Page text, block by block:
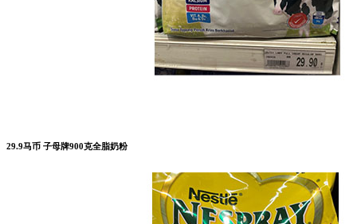
29.9马币 子母牌900克全脂奶粉